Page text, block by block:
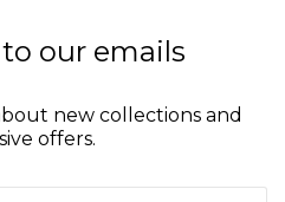
our emails
new collections and
offers.